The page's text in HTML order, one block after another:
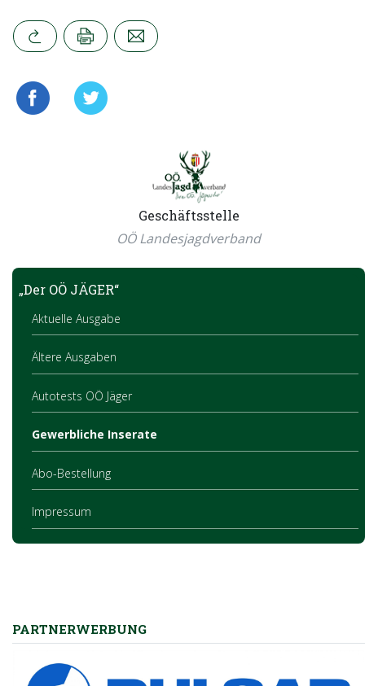
Geschäftsstelle
OÖ Landesjagdverband
„Der OÖ JÄGER“
Aktuelle Ausgabe
Ältere Ausgaben
Autotests OÖ Jäger
Gewerbliche Inserate
Abo-Bestellung
Impressum
PARTNERWERBUNG